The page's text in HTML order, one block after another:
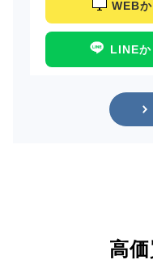
WEB
LINEか
高